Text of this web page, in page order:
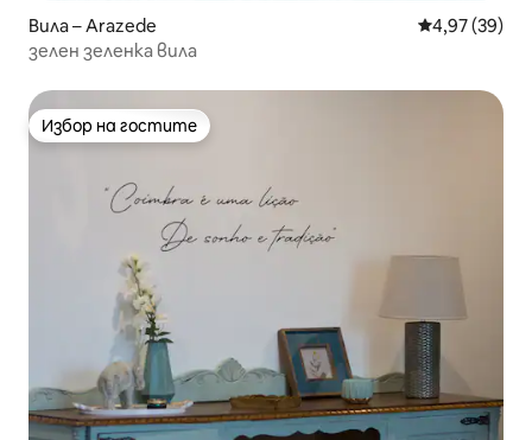
Вила – Arazede Средна
4,97 (39)
зелен зеленка вила
Избор на гостите
Избор на гостите